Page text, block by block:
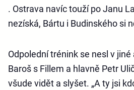
. Ostrava navíc touží po Janu
nezíská, Bártu i Budinského si
Odpolední trénink se nesl v
Baroš s Fillem a hlavně Petr
všude vidět a slyšet. „A ty jsi